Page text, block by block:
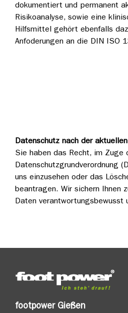
dokumentiert und permanent
Risikoanalyse, sowie eine
Hilfsmittel gehört ebenfalls
Anfoderungen an die DIN ISO
Datenschutz nach der aktuellen
Sie haben das Recht, im Zuge
Datenschutzgrundverordnung
uns einzusehen oder das
beantragen. Wir sichern Ihnen
Daten verantwortungsbewusst
footpower Gießen